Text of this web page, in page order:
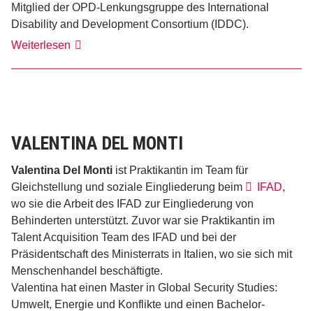
Mitglied der OPD-Lenkungsgruppe des International
Disability and Development Consortium (IDDC).
Weiterlesen Sanja
VALENTINA DEL MONTI
Valentina Del Monti ist Praktikantin im Team für
Gleichstellung und soziale Eingliederung beim
IFAD,
wo sie die Arbeit des IFAD zur Eingliederung von
Behinderten unterstützt. Zuvor war sie Praktikantin im
Talent Acquisition Team des IFAD und bei der
Präsidentschaft des Ministerrats in Italien, wo sie sich mit
Menschenhandel beschäftigte.
Valentina hat einen Master in Global Security Studies:
Umwelt, Energie und Konflikte und einen Bachelor-